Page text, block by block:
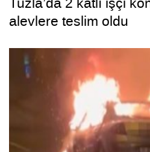
alevlere teslim oldu